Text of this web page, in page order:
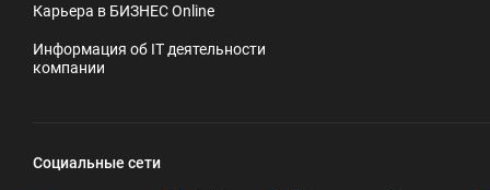
Карьера в БИЗНЕС Online
Информация об IT деятельности
компании
Социальные сети